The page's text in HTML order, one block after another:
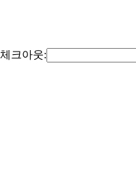
체크아웃: